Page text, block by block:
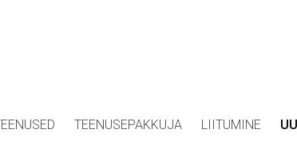
TEENUSEPAKKUJA LIITUMINE